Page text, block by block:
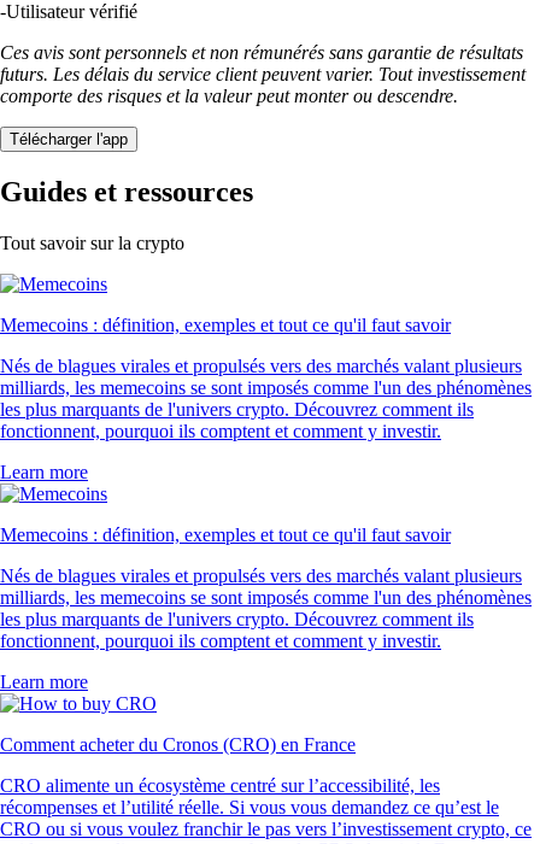
-Utilisateur vérifié
Ces avis sont personnels et non rémunérés sans garantie de résultats
futurs. Les délais du service client peuvent varier. Tout investissement
comporte des risques et la valeur peut monter ou descendre.
Télécharger l'app
Guides et ressources
Tout savoir sur la crypto
Memecoins : définition, exemples et tout ce qu'il faut savoir
Nés de blagues virales et propulsés vers des marchés valant plusieurs
milliards, les memecoins se sont imposés comme l'un des phénomènes
les plus marquants de l'univers crypto. Découvrez comment ils
fonctionnent, pourquoi ils comptent et comment y investir.
Learn more
Memecoins : définition, exemples et tout ce qu'il faut savoir
Nés de blagues virales et propulsés vers des marchés valant plusieurs
milliards, les memecoins se sont imposés comme l'un des phénomènes
les plus marquants de l'univers crypto. Découvrez comment ils
fonctionnent, pourquoi ils comptent et comment y investir.
Learn more
Comment acheter du Cronos (CRO) en France
CRO alimente un écosystème centré sur l’accessibilité, les
récompenses et l’utilité réelle. Si vous vous demandez ce qu’est le
CRO ou si vous voulez franchir le pas vers l’investissement crypto, ce